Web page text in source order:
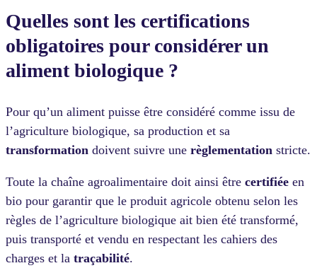
Quelles sont les certifications
obligatoires pour considérer un
aliment biologique ?
Pour qu’un aliment puisse être considéré comme issu de
l’agriculture biologique, sa production et sa
transformation doivent suivre une règlementation stricte.
Toute la chaîne agroalimentaire doit ainsi être certifiée en
bio pour garantir que le produit agricole obtenu selon les
règles de l’agriculture biologique ait bien été transformé,
puis transporté et vendu en respectant les cahiers des
charges et la traçabilité.